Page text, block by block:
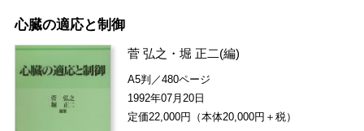
心臓の適応と制御
菅 弘之 ・堀 正二(編)
A5判／480ページ
1992年07月20日
定価22,000円（本体20,000円＋税）